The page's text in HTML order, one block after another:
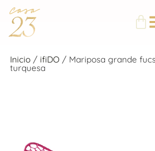
Inicio / ifiDO / Mariposa grande
turquesa